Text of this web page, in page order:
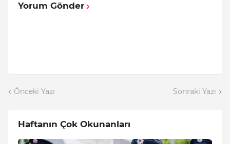
Yorum Gönder
Önceki Yazı Sonraki Yazı
Haftanın Çok Okunanları